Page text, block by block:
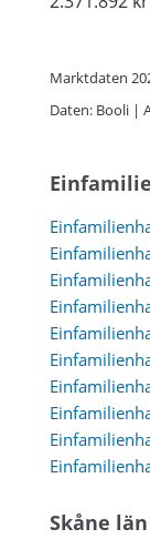
Marktdaten
Daten: Booli |
Skåne